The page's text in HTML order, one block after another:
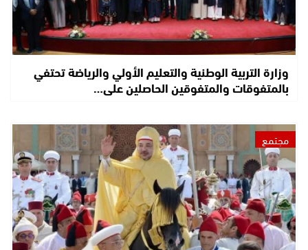
وزارة التربية الوطنية والتعليم الأولي والرياضة تحتفي
بالمتفوقات والمتفوقين الحاصلين على…
مجتمع